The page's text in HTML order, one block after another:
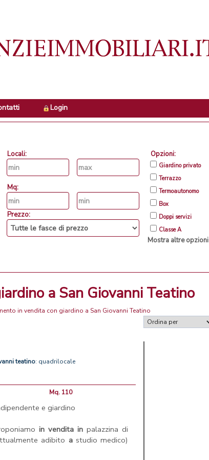
Login
Locali:
Mq:
Prezzo:
Opzioni:
Giardino privato
Terrazzo
Termoautonomo
Box
Doppi servizi
Classe A
Mostra altre opzioni
a San Giovanni Teatino
in vendita con giardino a San Giovanni Teatino
teatino: quadrilocale
Mq. 110
e giardino
in vendita in palazzina di
adibito astudio medico)